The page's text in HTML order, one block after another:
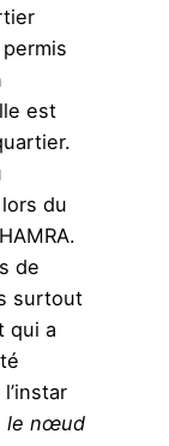
est
du
de
surtout
qui a
le nœud